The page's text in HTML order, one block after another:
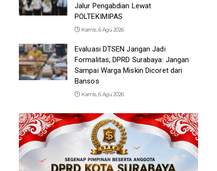
Jalur Pengabdian Lewat
POLTEKIMIPAS
Kamis, 6 Agu 2026
Evaluasi DTSEN Jangan Jadi
Formalitas, DPRD Surabaya: Jangan
Sampai Warga Miskin Dicoret dari
Bansos
Kamis, 6 Agu 2026